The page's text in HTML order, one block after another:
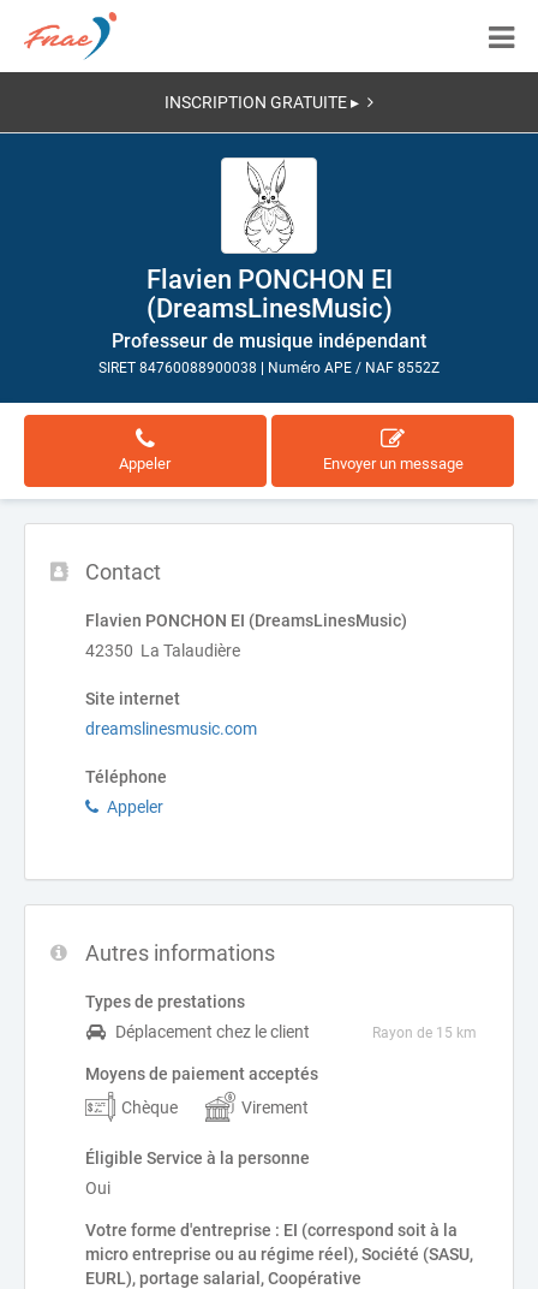
INSCRIPTION GRATUITE ▸
Flavien PONCHON EI
(DreamsLinesMusic)
Professeur de musique indépendant
SIRET 84760088900038 Numéro APE / NAF 8552Z
Appeler Envoyer un message
Contact
Flavien PONCHON EI (DreamsLinesMusic)
42350 La Talaudière
Site internet
dreamslinesmusic.com
Téléphone
Appeler
Autres informations
Types de prestations
Déplacement chez le client
Rayon de 15 km
Moyens de paiement acceptés
Chèque
Virement
Éligible Service à la personne
Oui
Votre forme d'entreprise : EI (correspond soit à la
micro entreprise ou au régime réel), Société (SASU,
EURL), portage salarial, Coopérative